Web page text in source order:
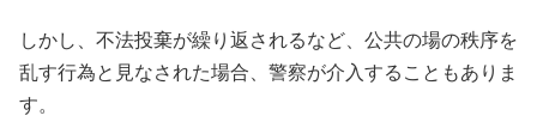
しかし、不法投棄が繰り返されるなど、公共の場の秩序を
乱す行為と見なされた場合、警察が介入することもありま
す。